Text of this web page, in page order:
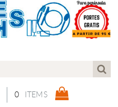
0 ITEMS